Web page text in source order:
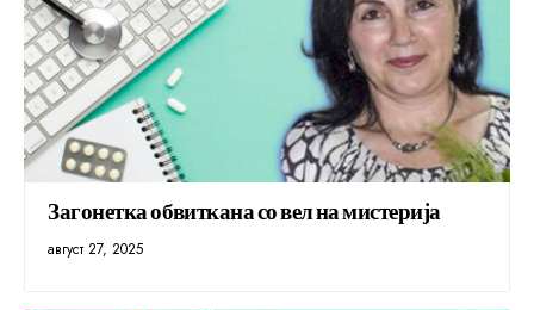
Загонетка обвиткана со вел на мистерија
август 27, 2025